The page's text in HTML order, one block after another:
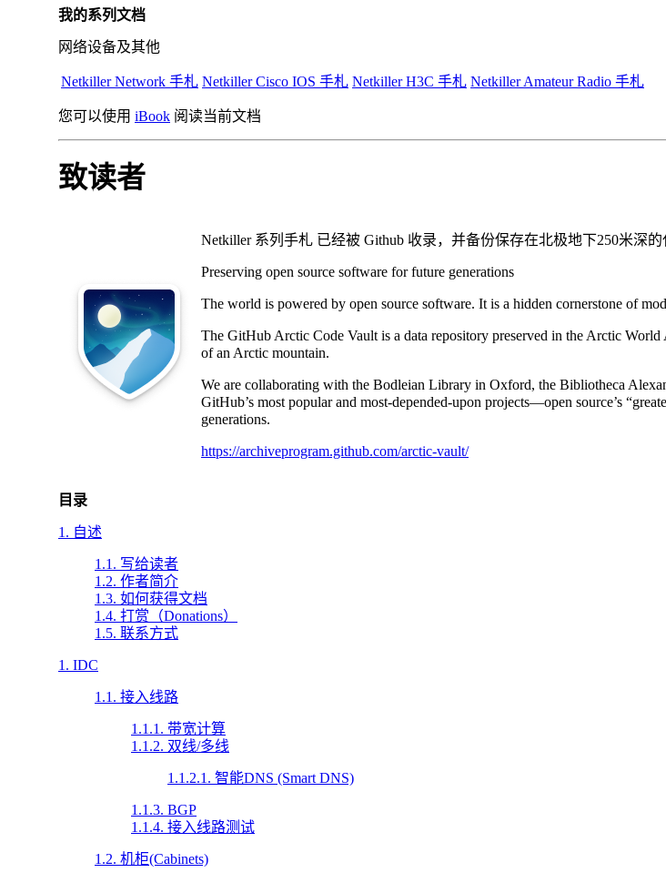
我的系列文档
网络设备及其他
Netkiller Network 手札 Netkiller Cisco IOS 手札 Netkiller H3C 手札 Netkiller Amateur Radio 手札
您可以使用 iBook 阅读当前文档
致读者
Netkiller 系列手札 已经被 Github 收录，并备份保存在北极地下250米深的
Preserving open source software for future generations
The world is powered by open source software. It is a hidden cornerstone of
The GitHub Arctic Code Vault is a data repository preserved in the Arctic
of an Arctic mountain.
We are collaborating with the Bodleian Library in Oxford, the Bibliotheca
GitHub’s most popular and most-depended-upon projects—open source’s
generations.
https://archiveprogram.github.com/arctic-vault/
目录
1. 自述
1.1. 写给读者
1.2. 作者简介
1.3. 如何获得文档
1.4. 打赏（Donations）
1.5. 联系方式
1. IDC
1.1. 接入线路
1.1.1. 带宽计算
1.1.2. 双线/多线
1.1.2.1. 智能DNS (Smart DNS)
1.1.3. BGP
1.1.4. 接入线路测试
1.2. 机柜(Cabinets)